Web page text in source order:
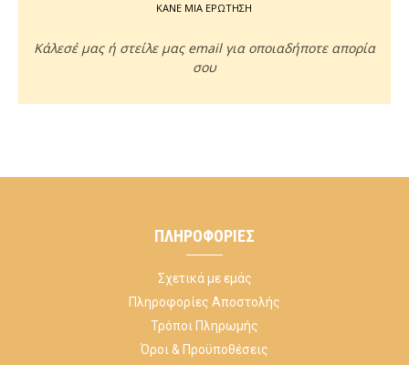
ΚΑΝΕ ΜΙΑ ΕΡΩΤΗΣΗ
Κάλεσέ μας ή στείλε μας email για οποιαδήποτε απορία
σου
ΠΛΗΡΟΦΟΡΊΕΣ
Σχετικά με εμάς
Πληροφορίες Αποστολής
Τρόποι Πληρωμής
Όροι & Προϋποθέσεις